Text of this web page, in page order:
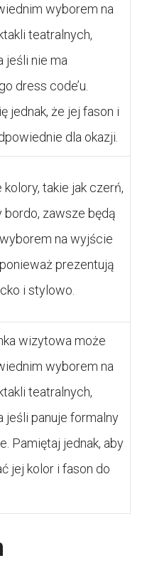
wyborem na
teatralnych,
jeśli nie ma
dress code’u.
jednak, że jej fason i
dla okazji.
takie jak czerń,
bordo, zawsze będą
na wyjście
prezentują
i stylowo.
wizytowa może
wyborem na
teatralnych,
jeśli panuje formalny
Pamiętaj jednak, aby
jej kolor i fason do